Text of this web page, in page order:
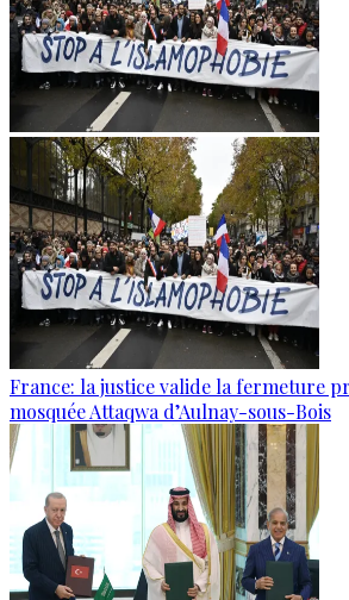
France: la justice valide la fermeture
mosquée Attaqwa d’Aulnay-sous-Bois